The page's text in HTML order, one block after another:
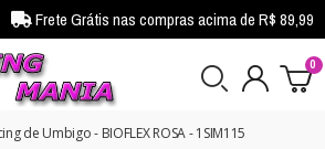
Frete Grátis nas compras acima de R$ 89,99
de Umbigo - BIOFLEX ROSA - 1SIM115